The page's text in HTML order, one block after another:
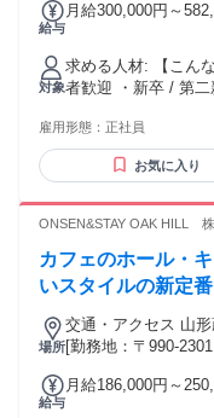
給与
月給300,000円～582,000円 給与:
￥40,774（22時間
追加で支給する。 給与:月給300,774円〜582,327円＋賞与年2
回 ■賞与：年2回（
給 75.6万超え ■昇給
対象
求める人材: 【こんな仲間を求む!!(求める人物像)】 ・未経験
者歓迎 ・新卒 / 第
ミュニケーションを
気にしたい人 ・自
ュー歓迎 ・新しい
長年のやり方に固執
雇用形態： 正社員
お気に入り
ONSEN&STAY OAK HILL
カフェのホール・
いスタイルの新定
場所
交通・アクセス 山
勤OK・寮完備）／
[勤務地：〒990-
給与
月給186,000円～